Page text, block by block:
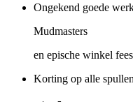
Ongekend goede
Mudmasters
en epische winkel
Korting op alle